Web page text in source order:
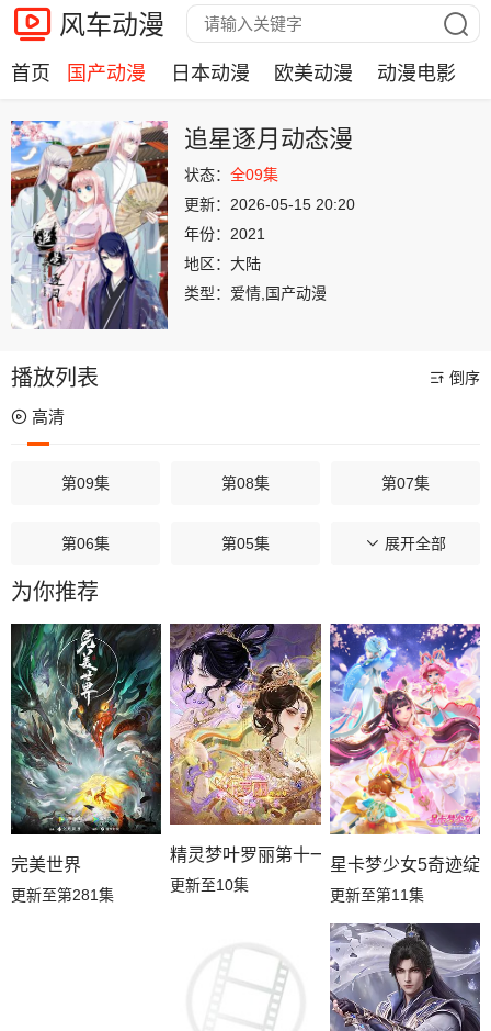
风车动漫
首页 国产动漫 日本动漫 欧美动漫 动漫电影
追星逐月动态漫
状态： 全09集
更新： 2026-05-15 20:20
年份： 2021
地区： 大陆
类型： 爱情,国产动漫
播放列表 倒序
高清
第09集 第08集 第07集
第06集 第05集 第04集
第03集
展开全部
为你推荐
完美世界
更新至第281集
精灵梦叶罗丽第十一季（下）
更新至10集
星卡梦少女5奇迹绽
更新至第11集